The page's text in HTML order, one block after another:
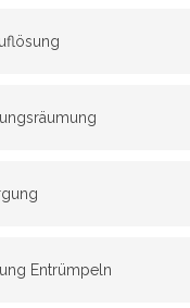
Entrümpeln